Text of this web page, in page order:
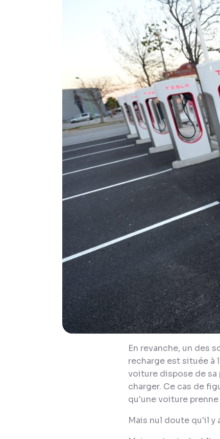
En revanche, un des
recharge est située à
voiture dispose de
charger. Ce cas de
qu'une voiture
Mais nul doute qu'il y